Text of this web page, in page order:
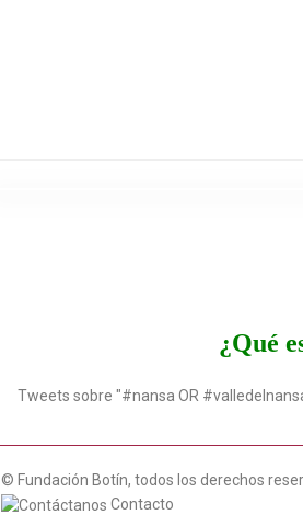
¿Qué
Tweets sobre "#nansa OR
© Fundación Botín, todos los derechos
Contacto